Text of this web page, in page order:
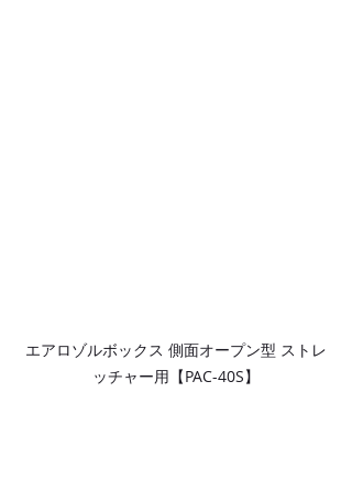
エアロゾルボックス 側面オープン型 ストレ
ッチャー用【PAC-40S】